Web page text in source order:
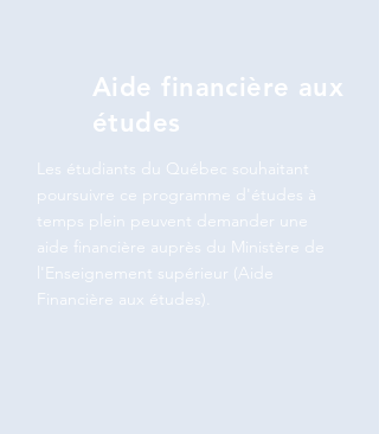
Aide financière aux
études
Les étudiants du Québec souhaitant
poursuivre ce programme d'études à
temps plein peuvent demander une
aide financière auprès du Ministère de
l'Enseignement supérieur (Aide
Financière aux études).